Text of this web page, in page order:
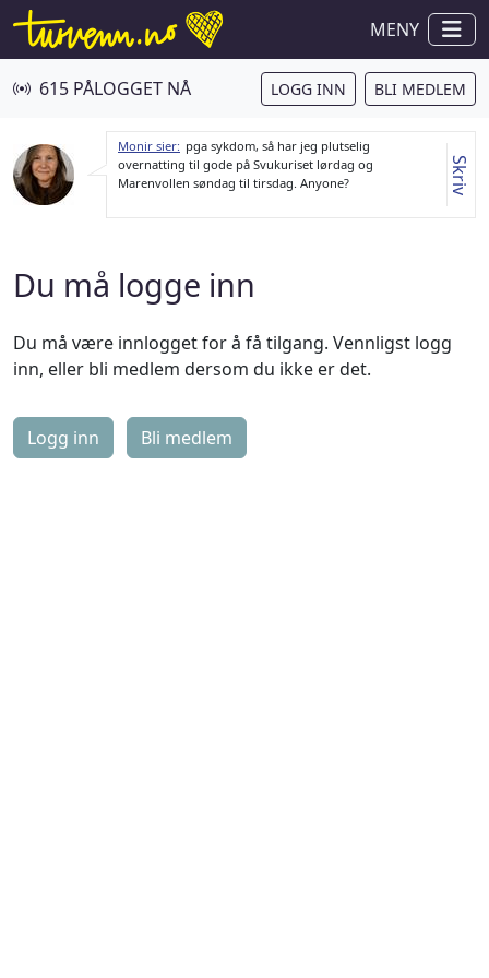
MENY
615 PÅLOGGET NÅ LOGG INN BLI MEDLEM
Monir sier: pga sykdom, så har jeg plutselig
overnatting til gode på Svukuriset lørdag og
Marenvollen søndag til tirsdag. Anyone?
Skriv
Du må logge inn
Du må være innlogget for å få tilgang. Vennligst logg
inn, eller bli medlem dersom du ikke er det.
Logg inn